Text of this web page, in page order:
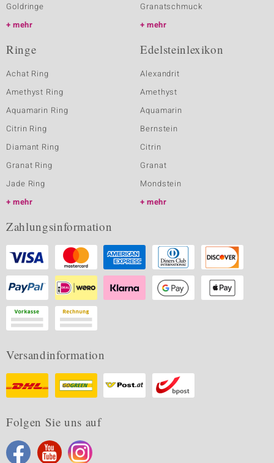
Goldringe
mehr
Granatschmuck
mehr
Ringe
Achat Ring
Amethyst Ring
Aquamarin Ring
Citrin Ring
Diamant Ring
Granat Ring
Jade Ring
mehr
Edelsteinlexikon
Alexandrit
Amethyst
Aquamarin
Bernstein
Citrin
Granat
Mondstein
mehr
Zahlungsinformation
Versandinformation
Folgen Sie uns auf